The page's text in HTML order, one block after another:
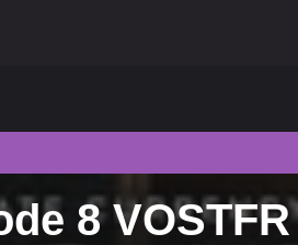
8 VOSTFR